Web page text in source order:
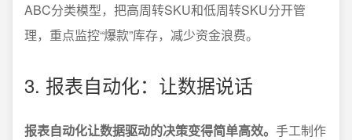
ABC分类模型，把高周转SKU和低周转SKU分开管
理，重点监控“爆款”库存，减少资金浪费。
3. 报表自动化：让数据说话
报表自动化让数据驱动的决策变得简单高效。 手工制作